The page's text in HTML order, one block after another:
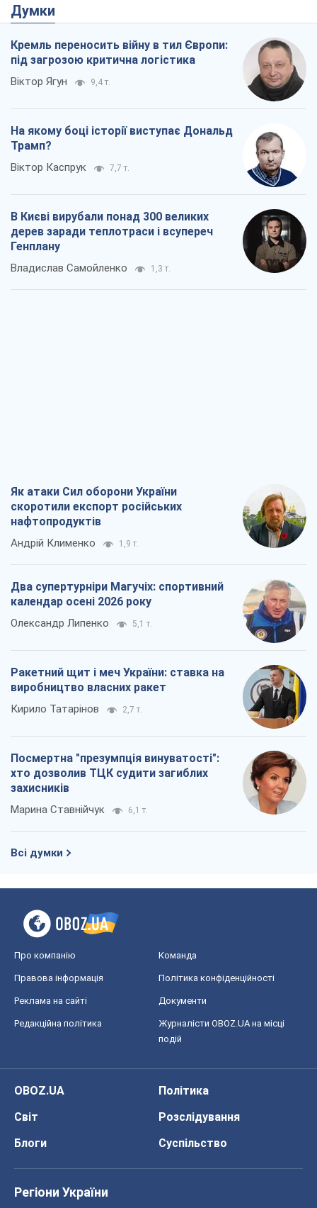
Думки
Кремль переносить війну в тил Європи:
під загрозою критична логістика
Віктор Ягун 9,4 т.
На якому боці історії виступає Дональд
Трамп?
Віктор Каспрук 7,7 т.
В Києві вирубали понад 300 великих
дерев заради теплотраси і всупереч
Генплану
Владислав Самойленко 1,3 т.
Як атаки Сил оборони України
скоротили експорт російських
нафтопродуктів
Андрій Клименко 1,9 т.
Два супертурніри Магучіх: спортивний
календар осені 2026 року
Олександр Липенко 5,1 т.
Ракетний щит і меч України: ставка на
виробництво власних ракет
Кирило Татарінов 2,7 т.
Посмертна "презумпція винуватості":
хто дозволив ТЦК судити загиблих
захисників
Марина Ставнійчук 6,1 т.
Всі думки
Про компанію Команда
Правова інформація Політика конфіденційності
Реклама на сайті Документи
Редакційна політика
Журналісти OBOZ.UA на місці
подій
OBOZ.UA
Політика
Світ
Розслідування
Блоги
Суспільство
Регіони України